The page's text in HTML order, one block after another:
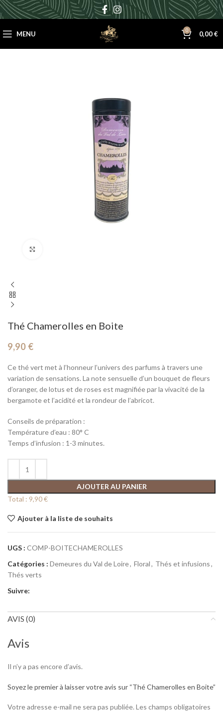
MENU 0 0,00€
Thé Chamerolles en Boite
9,90 €
Ce thé vert met à l’honneur l’univers des parfums à travers une
variation de sensations. La note sensuelle d’un bouquet de fleurs
d’oranger, de lotus et de roses est magnifiée par la vivacité de la
bergamote et l’acidité et la rondeur de l’abricot.
Conseils de préparation :
Température d’eau : 80° C
Temps d’infusion : 1-3 minutes.
AJOUTER AU PANIER
Total : 9,90 €
Ajouter à la liste de souhaits
UGS : COMP-BOITECHAMEROLLES
Catégories : Demeures du Val de Loire, Floral, Thés et infusions,
Thés verts
Suivre:
AVIS (0)
Avis
Il n’y a pas encore d’avis.
Soyez le premier à laisser votre avis sur “Thé Chamerolles en Boite”
Votre adresse e-mail ne sera pas publiée. Les champs obligatoires